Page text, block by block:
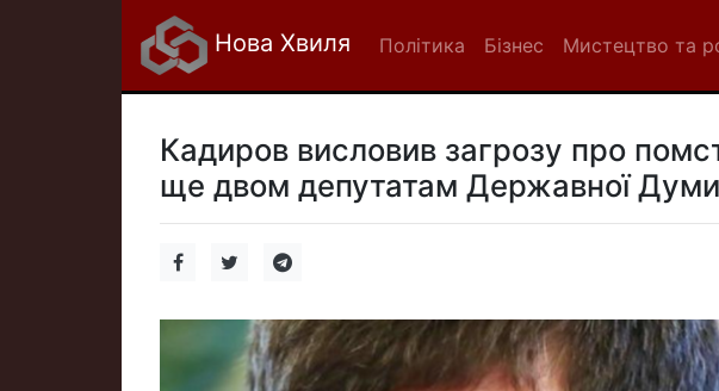
Нова Хвиля Політика Бізнес Мистецтво та
Кадиров висловив загрозу про
ще двом депутатам Державної